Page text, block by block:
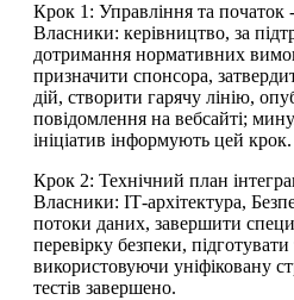
Крок 1: Управління та початок
Власники: керівництво, за
дотримання нормативних
призначити спонсора,
дій, створити гарячу лінію,
повідомлення на вебсайті;
ініціатив інформують цей крок.
Крок 2: Технічний план
Власники: ІТ-архітектура,
потоки даних, завершити
перевірку безпеки,
використовуючи уніфіковану
тестів завершено.